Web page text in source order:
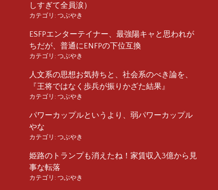
しすぎて全員涙）
カテゴリ: つぶやき
ESFPエンターテイナー、最強陽キャと思われが
ちだが、普通にENFPの下位互換
カテゴリ: つぶやき
人文系の思想お気持ちと、社会系のべき論を、
『王将ではなく歩兵が振りかざた結果』
カテゴリ: つぶやき
パワーカップルというより、弱パワーカップル
やな
カテゴリ: つぶやき
姫路のトランプも消えたね！家賃収入3億から見
事な転落
カテゴリ: つぶやき